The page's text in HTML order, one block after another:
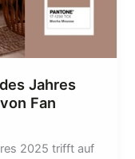
Jahres
Fan
2025 trifft auf